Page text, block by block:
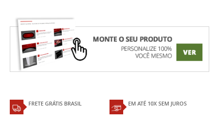
FRETE GRÁTIS BRASIL EM ATÉ 10X SEM JUROS